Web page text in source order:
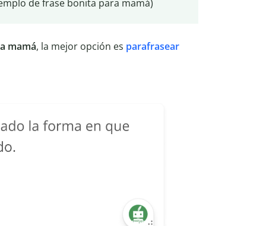
de frase bonita para mamá)
mamá, la mejor opción es parafrasear